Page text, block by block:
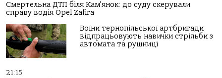
Смертельна ДТП біля Кам’янок: до суду скерували
справу водія Opel Zafira
Воїни тернопільської артбригади
відпрацьовують навички стрільби з
автомата та рушниці
21:15